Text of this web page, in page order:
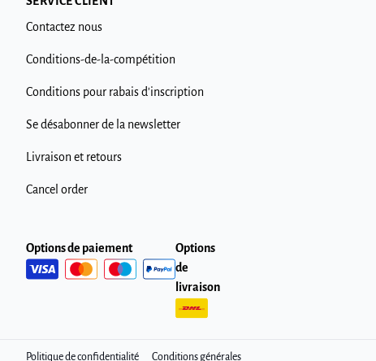
Contactez nous
Conditions-de-la-compétition
Conditions pour rabais d'inscription
Se désabonner de la newsletter
Livraison et retours
Cancel order
Options de paiement
Options
de
livraison
Politique de confidentialité Conditions générales